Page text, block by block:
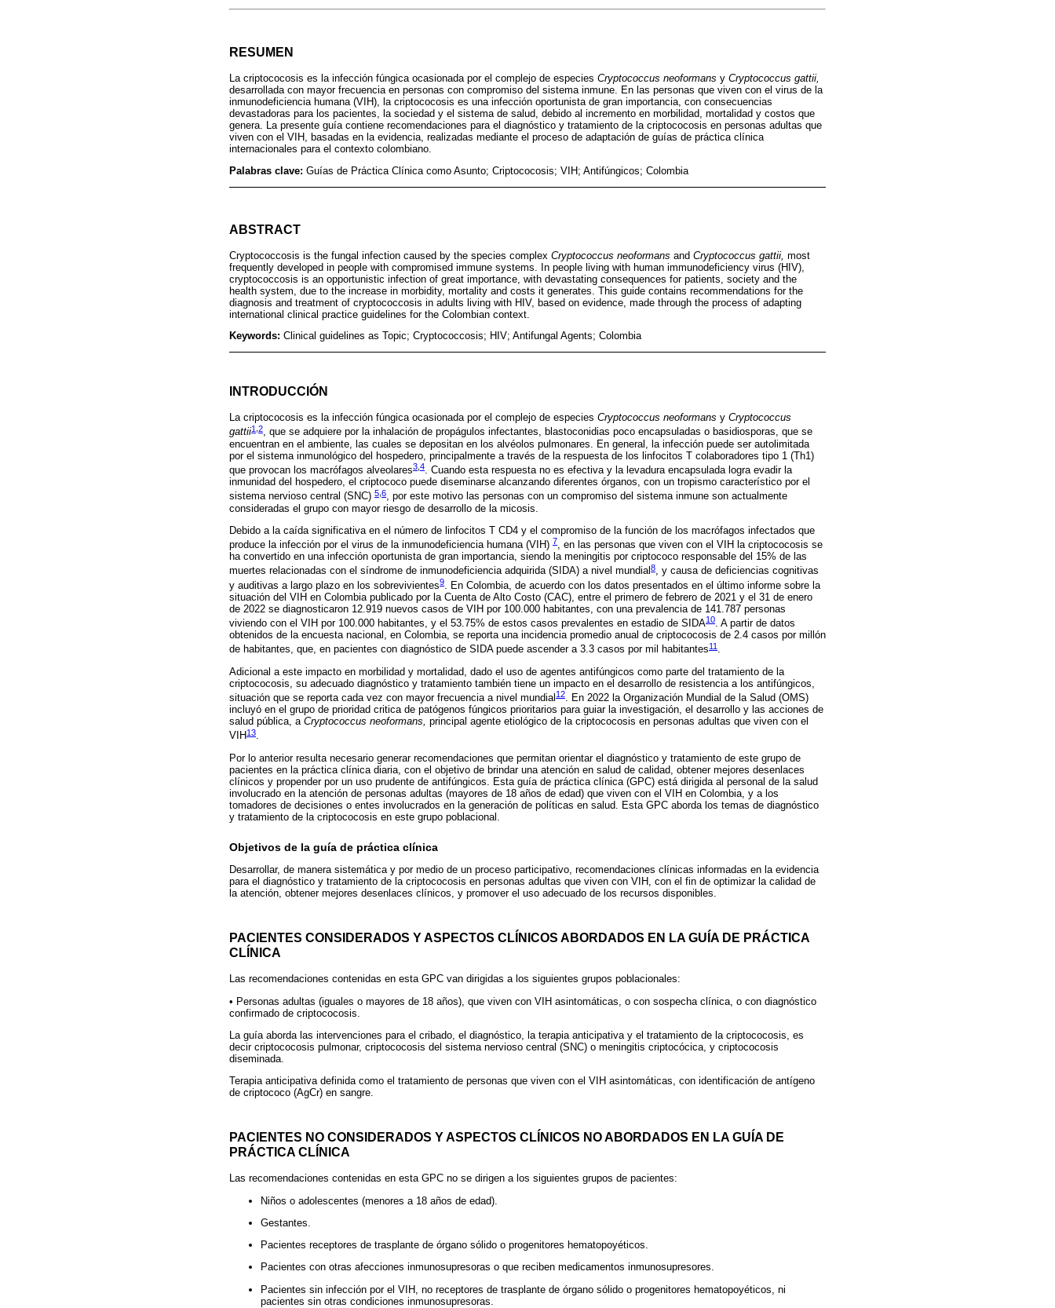
RESUMEN
La criptococosis es la infección fúngica ocasionada por el complejo de especies Cryptococcus neoformans y Cryptococcus gattii,
desarrollada con mayor frecuencia en personas con compromiso del sistema inmune. En las personas que viven con el virus de la
inmunodeficiencia humana (VIH), la criptococosis es una infección oportunista de gran importancia, con consecuencias
devastadoras para los pacientes, la sociedad y el sistema de salud, debido al incremento en morbilidad, mortalidad y costos que
genera. La presente guía contiene recomendaciones para el diagnóstico y tratamiento de la criptococosis en personas adultas que
viven con el VIH, basadas en la evidencia, realizadas mediante el proceso de adaptación de guías de práctica clínica
internacionales para el contexto colombiano.
Palabras clave: Guías de Práctica Clínica como Asunto; Criptococosis; VIH; Antifúngicos; Colombia
ABSTRACT
Cryptococcosis is the fungal infection caused by the species complex Cryptococcus neoformans and Cryptococcus gattii, most
frequently developed in people with compromised immune systems. In people living with human immunodeficiency virus (HIV),
cryptococcosis is an opportunistic infection of great importance, with devastating consequences for patients, society and the
health system, due to the increase in morbidity, mortality and costs it generates. This guide contains recommendations for the
diagnosis and treatment of cryptococcosis in adults living with HIV, based on evidence, made through the process of adapting
international clinical practice guidelines for the Colombian context.
Keywords: Clinical guidelines as Topic; Cryptococcosis; HIV; Antifungal Agents; Colombia
INTRODUCCIÓN
La criptococosis es la infección fúngica ocasionada por el complejo de especies Cryptococcus neoformans y Cryptococcus
gattii1 ,2, que se adquiere por la inhalación de propágulos infectantes, blastoconidias poco encapsuladas o basidiosporas, que se
encuentran en el ambiente, las cuales se depositan en los alvéolos pulmonares. En general, la infección puede ser autolimitada
por el sistema inmunológico del hospedero, principalmente a través de la respuesta de los linfocitos T colaboradores tipo 1 (Th1)
que provocan los macrófagos alveolares3 4. Cuando esta respuesta no es efectiva y la levadura encapsulada logra evadir la
inmunidad del hospedero, el criptococo puede diseminarse alcanzando diferentes órganos, con un tropismo característico por el
sistema nervioso central (SNC) 5 6, por este motivo las personas con un compromiso del sistema inmune son actualmente
consideradas el grupo con mayor riesgo de desarrollo de la micosis.
Debido a la caída significativa en el número de linfocitos T CD4 y el compromiso de la función de los macrófagos infectados que
produce la infección por el virus de la inmunodeficiencia humana (VIH) 7, en las personas que viven con el VIH la criptococosis se
ha convertido en una infección oportunista de gran importancia, siendo la meningitis por criptococo responsable del 15% de las
muertes relacionadas con el síndrome de inmunodeficiencia adquirida (SIDA) a nivel mundial8, y causa de deficiencias cognitivas
y auditivas a largo plazo en los sobrevivientes9
. En Colombia, de acuerdo con los datos presentados en el último informe sobre la
situación del VIH en Colombia publicado por la Cuenta de Alto Costo (CAC), entre el primero de febrero de 2021 y el 31 de enero
de 2022 se diagnosticaron 12.919 nuevos casos de VIH por 100.000 habitantes, con una prevalencia de 141.787 personas
viviendo con el VIH por 100.000 habitantes, y el 53.75% de estos casos prevalentes en estadio de SIDA10. A partir de datos
obtenidos de la encuesta nacional, en Colombia, se reporta una incidencia promedio anual de criptococosis de 2.4 casos por millón
de habitantes, que, en pacientes con diagnóstico de SIDA puede ascender a 3.3 casos por mil habitantes11 .
Adicional a este impacto en morbilidad y mortalidad, dado el uso de agentes antifúngicos como parte del tratamiento de la
criptococosis, su adecuado diagnóstico y tratamiento también tiene un impacto en el desarrollo de resistencia a los antifúngicos,
situación que se reporta cada vez con mayor frecuencia a nivel mundial 12. En 2022 la Organización Mundial de la Salud (OMS)
incluyó en el grupo de prioridad critica de patógenos fúngicos prioritarios para guiar la investigación, el desarrollo y las acciones de
salud pública, a Cryptococcus neoformans, principal agente etiológico de la criptococosis en personas adultas que viven con el
VIH13.
Por lo anterior resulta necesario generar recomendaciones que permitan orientar el diagnóstico y tratamiento de este grupo de
pacientes en la práctica clínica diaria, con el objetivo de brindar una atención en salud de calidad, obtener mejores desenlaces
clínicos y propender por un uso prudente de antifúngicos. Esta guía de práctica clínica (GPC) está dirigida al personal de la salud
involucrado en la atención de personas adultas (mayores de 18 años de edad) que viven con el VIH en Colombia, y a los
tomadores de decisiones o entes involucrados en la generación de políticas en salud. Esta GPC aborda los temas de diagnóstico
y tratamiento de la criptococosis en este grupo poblacional.
Objetivos de la guía de práctica clínica
Desarrollar, de manera sistemática y por medio de un proceso participativo, recomendaciones clínicas informadas en la evidencia
para el diagnóstico y tratamiento de la criptococosis en personas adultas que viven con VIH, con el fin de optimizar la calidad de
la atención, obtener mejores desenlaces clínicos, y promover el uso adecuado de los recursos disponibles.
PACIENTES CONSIDERADOS Y ASPECTOS CLÍNICOS ABORDADOS EN LA GUÍA DE PRÁCTICA
CLÍNICA
Las recomendaciones contenidas en esta GPC van dirigidas a los siguientes grupos poblacionales:
• Personas adultas (iguales o mayores de 18 años), que viven con VIH asintomáticas, o con sospecha clínica, o con diagnóstico
confirmado de criptococosis.
La guía aborda las intervenciones para el cribado, el diagnóstico, la terapia anticipativa y el tratamiento de la criptococosis, es
decir criptococosis pulmonar, criptococosis del sistema nervioso central (SNC) o meningitis criptocócica, y criptococosis
diseminada.
Terapia anticipativa definida como el tratamiento de personas que viven con el VIH asintomáticas, con identificación de antígeno
de criptococo (AgCr) en sangre.
PACIENTES NO CONSIDERADOS Y ASPECTOS CLÍNICOS NO ABORDADOS EN LA GUÍA DE
PRÁCTICA CLÍNICA
Las recomendaciones contenidas en esta GPC no se dirigen a los siguientes grupos de pacientes:
Niños o adolescentes (menores a 18 años de edad).
Gestantes.
Pacientes receptores de trasplante de órgano sólido o progenitores hematopoyéticos.
Pacientes con otras afecciones inmunosupresoras o que reciben medicamentos inmunosupresores.
Pacientes sin infección por el VIH, no receptores de trasplante de órgano sólido o progenitores hematopoyéticos, ni
pacientes sin otras condiciones inmunosupresoras.